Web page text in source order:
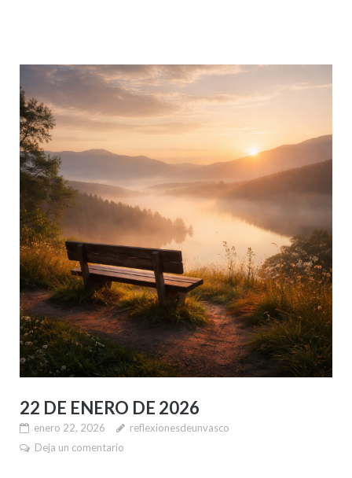
22 DE ENERO DE 2026
enero 22, 2026
reflexionesdeunvasco
Deja un comentario